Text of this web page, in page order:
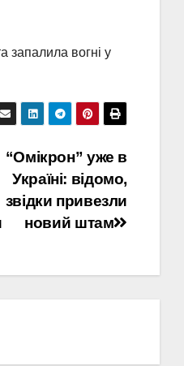
запалила вогні у
“Омікрон” уже в
Україні: відомо,
звідки привезли
новий штам